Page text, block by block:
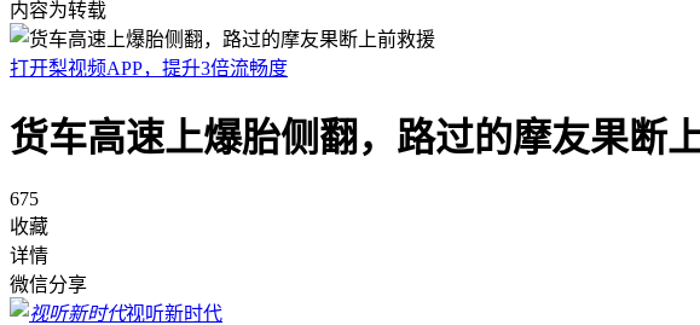
内容为转载
打开梨视频APP，提升3倍流畅度
货车高速上爆胎侧翻，路过的摩友果断
675
收藏
详情
微信分享
视听新时代